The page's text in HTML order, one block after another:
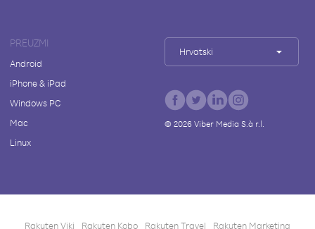
PREUZMI
Android
iPhone & iPad
Windows PC
Mac
Linux
Hrvatski
© 2026Viber Media S.à r.l.
Rakuten Viki Rakuten Kobo Rakuten Travel Rakuten Marketing